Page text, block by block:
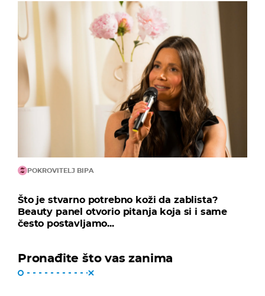
POKROVITELJ BIPA
Što je stvarno potrebno koži da zablista?
Beauty panel otvorio pitanja koja si i same
često postavljamo...
Pronađite što vas zanima